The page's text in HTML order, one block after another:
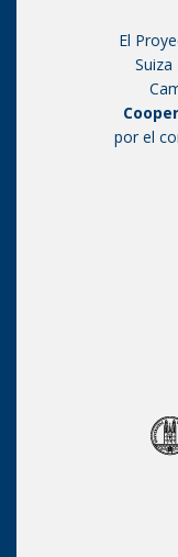
El
por el